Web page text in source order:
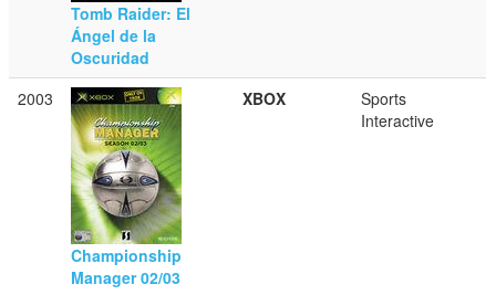
Tomb Raider: El
Ángel de la
Oscuridad
2003
Championship
Manager 02/03
XBOX
Sports
Interactive